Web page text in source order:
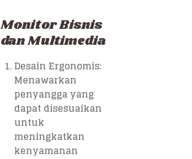
Monitor Bisnis
dan Multimedia
Desain Ergonomis:
Menawarkan
penyangga yang
dapat disesuaikan
untuk
meningkatkan
kenyamanan